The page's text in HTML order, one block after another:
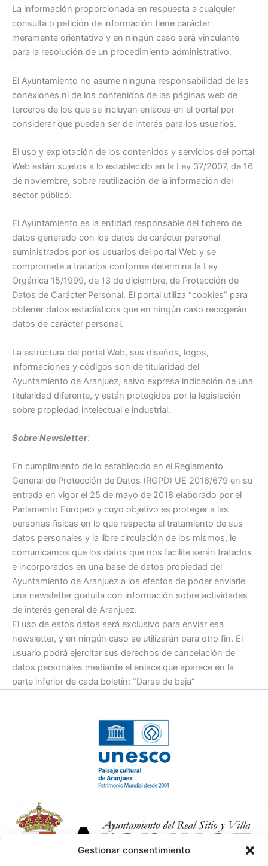
Gestionar consentimiento
La información proporcionada en respuesta a cualquier
consulta o petición de información tiene carácter
meramente orientativo y en ningún caso será vinculante
para la resolución de un procedimiento administrativo.
El Ayuntamiento no asume ninguna responsabilidad de las
conexiones ni de los contenidos de las páginas web de
terceros de los que se incluyan enlaces en el portal por
considerar que puedan ser de interés para los usuarios.
El uso y explotación de los contenidos y servicios del portal
Web están sujetos a lo establecido en la Ley 37/2007, de 16
de noviembre, sobre reutilización de la información del
sector público.
El Ayuntamiento es la entidad responsable del fichero de
datos generado con los datos de carácter personal
suministrados por los usuarios del portal Web y se
compromete a tratarlos conforme determina la Ley
Orgánica 15/1999, de 13 de diciembre, de Protección de
Datos de Carácter Personal. El portal utiliza “cookies” para
obtener datos estadísticos que en ningún caso recogerán
datos de carácter personal.
La estructura del portal Web, sus diseños, logos,
informaciones y códigos son de titularidad del
Ayuntamiento de Aranjuez, salvo expresa indicación de una
titularidad diferente, y están protegidos por la legislación
sobre propiedad intelectual e industrial.
Sobre Newsletter:
En cumplimiento de lo establecido en el Reglamento
General de Protección de Datos (RGPD) UE 2016/679 en su
entrada en vigor el 25 de mayo de 2018 elaborado por el
Parlamento Europeo y cuyo objetivo es proteger a las
personas físicas en lo que respecta al tratamiento de sus
datos personales y la libre circulación de los mismos, le
comunicamos que los datos que nos facilite serán tratados
e incorporados en una base de datos propiedad del
Ayuntamiento de Aranjuez a los efectos de poder enviarle
una newsletter gratuita con información sobre actividades
de interés general de Aranjuez.
El uso de estos datos será exclusivo para enviar esa
newsletter, y en ningún caso se utilizarán para otro fin. El
usuario podrá ejercitar sus derechos de cancelación de
datos personales mediante el enlace que aparece en la
parte inferior de cada boletín: “Darse de baja”